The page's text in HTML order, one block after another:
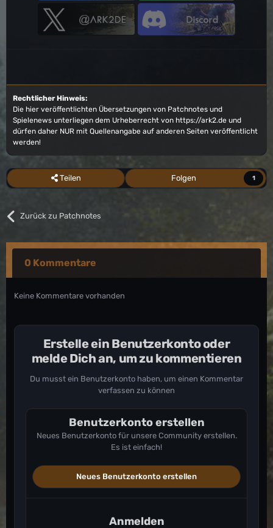
Rechtlicher Hinweis:
Die hier veröffentlichten Übersetzungen von Patchnotes und
Spielenews unterliegen dem Urheberrecht von https://ark2.de und
dürfen daher NUR mit Quellenangabe auf anderen Seiten veröffentlicht
werden!
Teilen Folgen 1
Zurück zu Patchnotes
0 Kommentare
Keine Kommentare vorhanden
Erstelle ein Benutzerkonto oder
melde Dich an, um zu kommentieren
Du musst ein Benutzerkonto haben, um einen Kommentar
verfassen zu können
Benutzerkonto erstellen
Neues Benutzerkonto für unsere Community erstellen.
Es ist einfach!
Neues Benutzerkonto erstellen
Anmelden